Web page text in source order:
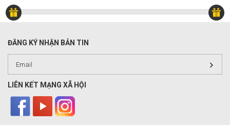
ĐĂNG KÝ NHẬN BẢN TIN
LIÊN KẾT MẠNG XÃ HỘI